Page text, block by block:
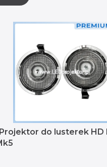
do lusterek HD